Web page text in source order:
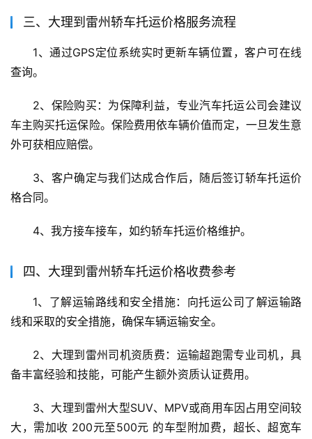
三、大理到雷州轿车托运价格服务流程
1、通过GPS定位系统实时更新车辆位置，客户可在线
查询。
2、保险购买：为保障利益，专业汽车托运公司会建议
车主购买托运保险。保险费用依车辆价值而定，一旦发生意
外可获相应赔偿。
3、客户确定与我们达成合作后，随后签订轿车托运价
格合同。
4、我方接车接车，如约轿车托运价格维护。
四、大理到雷州轿车托运价格收费参考
1、了解运输路线和安全措施：向托运公司了解运输路
线和采取的安全措施，确保车辆运输安全。
2、大理到雷州司机资质费：运输超跑需专业司机，具
备丰富经验和技能，可能产生额外资质认证费用。
3、大理到雷州大型SUV、MPV或商用车因占用空间较
大，需加收 200元至500元 的车型附加费，超长、超宽车